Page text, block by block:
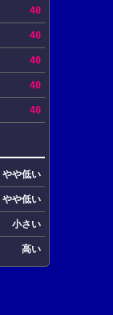
40
40
40
40
40
やや低い
やや低い
小さい
高い